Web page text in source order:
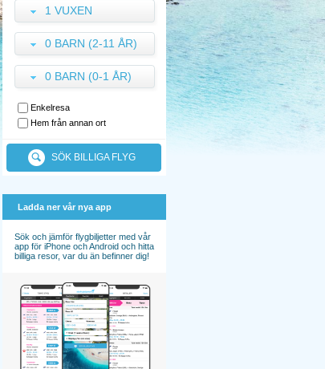
1 VUXEN
0 BARN (2-11 ÅR)
0 BARN (0-1 ÅR)
Enkelresa
Hem från annan ort
SÖK BILLIGA FLYG
Ladda ner vår nya app
Sök och jämför flygbiljetter med vår
app för iPhone och Android och hitta
billiga resor, var du än befinner dig!